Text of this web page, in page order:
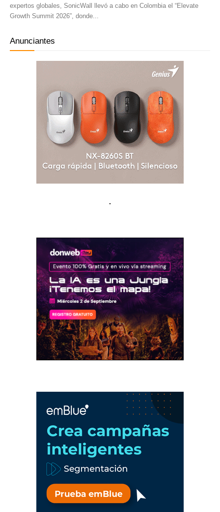
expertos globales, SonicWall llevó a cabo en Colombia el “Elevate
Growth Summit 2026”, donde...
Anunciantes